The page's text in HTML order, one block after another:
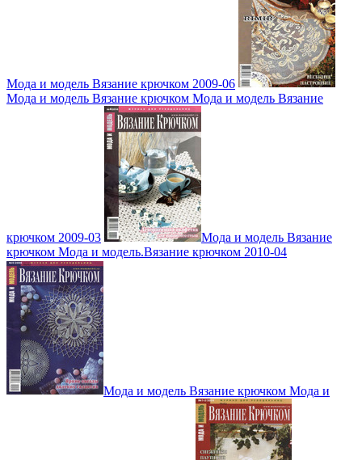
Мода и модель Вязание крючком 2009-06
Мода и модель Вязание крючком Мода и модель Вязание
крючком 2009-03
Мода и модель Вязание
крючком Мода и модель.Вязание крючком 2010-04
Мода и модель Вязание крючком Мода и